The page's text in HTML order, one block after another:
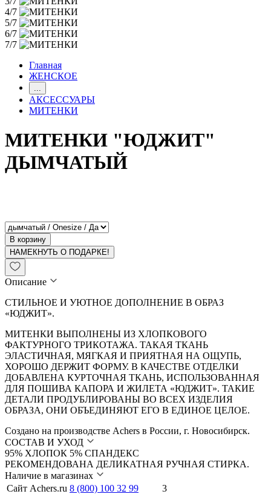
4/7
5/7
6/7
7/7
Главная
ЖЕНСКОЕ
...
АКСЕССУАРЫ
МИТЕНКИ
МИТЕНКИ "ЮДЖИТ"
ДЫМЧАТЫЙ
В корзину
НАМЕКНУТЬ О ПОДАРКЕ!
Описание
СТИЛЬНОЕ И УЮТНОЕ ДОПОЛНЕНИЕ В ОБРАЗ
«ЮДЖИТ».
МИТЕНКИ ВЫПОЛНЕНЫ ИЗ ХЛОПКОВОГО
ФАКТУРНОГО ТРИКОТАЖА. ТАКАЯ ТКАНЬ
ЭЛАСТИЧНАЯ, МЯГКАЯ И ПРИЯТНАЯ НА ОЩУПЬ,
ХОРОШО ДЕРЖИТ ФОРМУ. В КАЧЕСТВЕ ОТДЕЛКИ
ДОБАВЛЕНА КУРТОЧНАЯ ТКАНЬ, ИСПОЛЬЗОВАННАЯ
ДЛЯ ПОШИВА КАПОРА И ЖИЛЕТА «ЮДЖИТ». ТАКИЕ
ДЕТАЛИ ПРОДУБЛИРОВАНЫ ВО ВСЕХ ИЗДЕЛИЯ
ОБРАЗА, ОНИ ОБЪЕДИНЯЮТ ЕГО В ЕДИНОЕ ЦЕЛОЕ.
Создано на производстве Achers в России, г. Новосибирск.
СОСТАВ И УХОД
95% ХЛОПОК 5% СПАНДЕКС
РЕКОМЕНДОВАНА ДЕЛИКАТНАЯ РУЧНАЯ СТИРКА.
Наличие в магазинах
Сайт Achers.ru 8 (800) 100 32 99
3